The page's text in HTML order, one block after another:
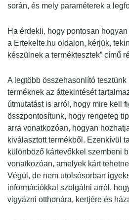
során, és mely paraméterek a
Ha érdekli, hogy pontosan
a Ertekelte.hu oldalon, kérjük,
készülnek a terméktesztek” című
A legtöbb összehasonlító
terméknek az áttekintését
útmutatást is arról, hogy mire kell
összpontosítunk, hogy rengeteg
arra vonatkozóan, hogyan
kiválasztott termékből. Ezenkívül
különböző kártevőkkel szembeni
vonatkozóan, amelyek kárt
Végül, de nem utolsósorban
információkkal szolgálni arról,
vigyázni otthonára, kertjére és